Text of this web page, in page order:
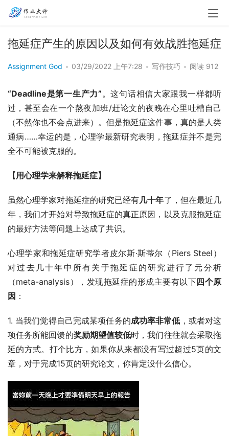
拖延症产生的原因以及如何有效战胜拖延症
Assignment God • 03/29/2022 上午7:28 • 写作技巧 • 阅读 912
“Deadline是第一生产力”。这句话相信大家跟我一样都听
过，甚至会在一个熬夜加班/赶论文的夜晚在心里吐槽自己
（不然你也不会点进来）。但是拖延症这件事，真的是人类
通病……幸运的是，心理学最新研究表明，拖延症并不是完
全不可能被克服的。
【用心理学来解释拖延症】
虽然心理学家对拖延症的研究已经有几十年了，但在最近几
年，我们才开始对导致拖延症的真正原因，以及克服拖延症
的最好方法等问题上达成了共识。
心理学家和拖延症研究学者皮尔斯·斯蒂尔（Piers Steel）
对过去几十年中所有关于拖延症的研究进行了元分析
（meta-analysis），发现拖延症的形成主要有以下四个原
因 ：
1. 当我们觉得自己完成某项任务的成功率非常低 ，或者对这
项任务所能回馈的奖励期望值较低时，我们往往就会采取拖
延的方式。打个比方，如果你从来都没有写过超过5页的文
章，对于完成15页的研究论文，你肯定没什么信心。